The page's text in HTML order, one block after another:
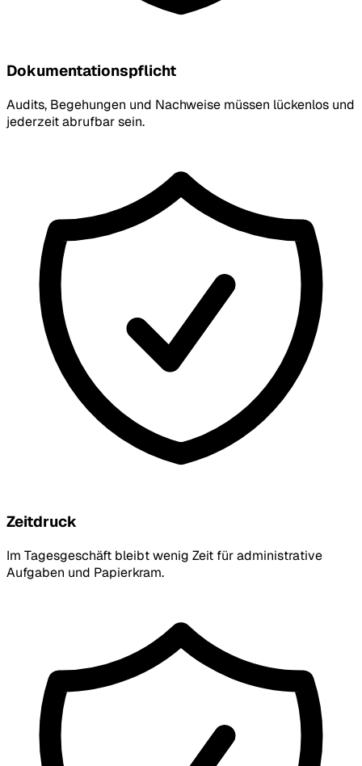
Dokumentationspflicht
Audits, Begehungen und Nachweise müssen lückenlos und
jederzeit abrufbar sein.
Zeitdruck
Im Tagesgeschäft bleibt wenig Zeit für administrative
Aufgaben und Papierkram.